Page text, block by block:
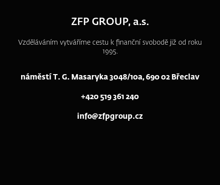
ZFP GROUP, a.s.
Vzděláváním vytváříme cestu k finanční svobodě již od roku
1995.
náměstí T. G. Masaryka 3048/10a, 690 02 Břeclav
+420 519 361 240
info@zfpgroup.cz